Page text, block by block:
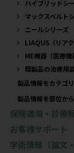
ハイブリッドシ
マックスベルト
ニールシリーズ
LIAQUS（リア
ME機器（医療
既製品の治療用
製品情報をカテゴ
製品情報を部位か
保険適用・診療
お客様サポート
学術情報（論文